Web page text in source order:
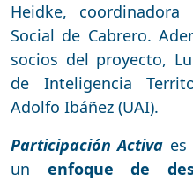
Heidke,
Social de Cabrero.
socios del proyecto,
de Inteligencia
Adolfo Ibáñez (UAI).
Participación Activa
un enfoque de